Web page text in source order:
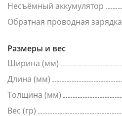
Несъёмный аккумулятор
Обратная проводная зарядка
Размеры и вес
Ширина (мм)
Длина (мм)
Толщина (мм)
Вес (гр)